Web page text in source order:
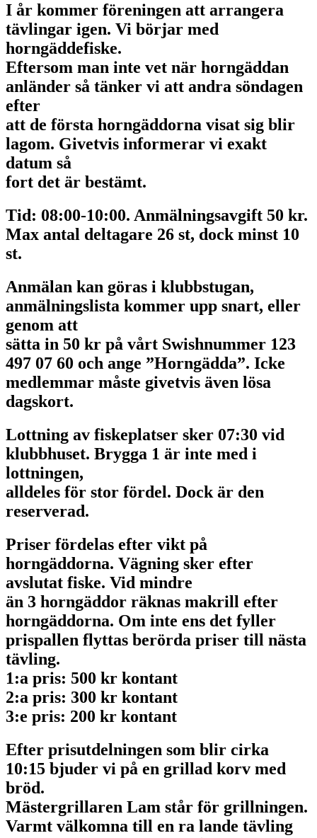
I år kommer föreningen att arrangera
tävlingar igen. Vi börjar med
horngäddefiske.
Eftersom man inte vet när horngäddan
anländer så tänker vi att andra söndagen
efter
att de första horngäddorna visat sig blir
lagom. Givetvis informerar vi exakt
datum så
fort det är bestämt.
Tid: 08:00-10:00. Anmälningsavgift 50 kr.
Max antal deltagare 26 st, dock minst 10
st.
Anmälan kan göras i klubbstugan,
anmälningslista kommer upp snart, eller
genom att
sätta in 50 kr på vårt Swishnummer 123
497 07 60 och ange ”Horngädda”. Icke
medlemmar måste givetvis även lösa
dagskort.
Lottning av fiskeplatser sker 07:30 vid
klubbhuset. Brygga 1 är inte med i
lottningen,
alldeles för stor fördel. Dock är den
reserverad.
Priser fördelas efter vikt på
horngäddorna. Vägning sker efter
avslutat fiske. Vid mindre
än 3 horngäddor räknas makrill efter
horngäddorna. Om inte ens det fyller
prispallen flyttas berörda priser till nästa
tävling.
1:a pris: 500 kr kontant
2:a pris: 300 kr kontant
3:e pris: 200 kr kontant
Efter prisutdelningen som blir cirka
10:15 bjuder vi på en grillad korv med
bröd.
Mästergrillaren Lam står för grillningen.
Varmt välkomna till en ra lande tävling